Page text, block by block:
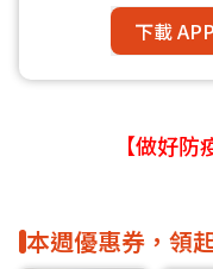
下載
【做好防
本週優惠券，領